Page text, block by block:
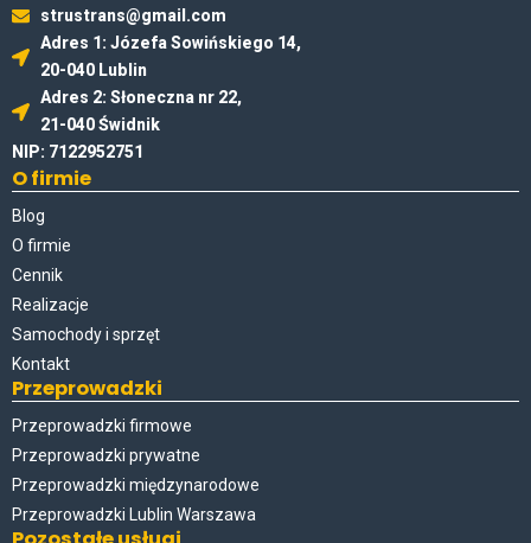
strustrans@gmail.com
Adres 1: Józefa Sowińskiego 14,
20-040 Lublin
Adres 2: Słoneczna nr 22,
21-040 Świdnik
NIP: 7122952751
O firmie
Blog
O firmie
Cennik
Realizacje
Samochody i sprzęt
Kontakt
Przeprowadzki
Przeprowadzki firmowe
Przeprowadzki prywatne
Przeprowadzki międzynarodowe
Przeprowadzki Lublin Warszawa